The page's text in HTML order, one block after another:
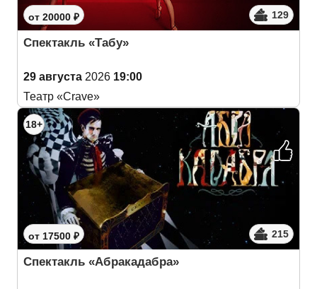
от 20000 ₽ 129
Спектакль «Табу»
29 августа 2026 19:00
Театр «Crave»
18+
от 17500 ₽ 215
Спектакль «Абракадабра»